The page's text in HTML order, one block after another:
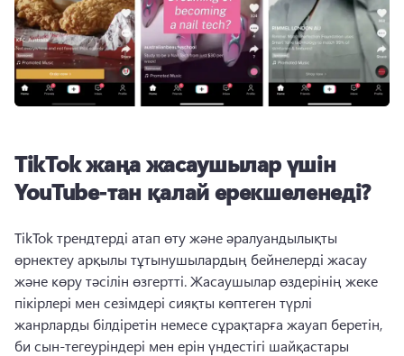
TikTok жаңа жасаушылар үшін
YouTube-тан қалай ерекшеленеді?
TikTok трендтерді атап өту және әралуандылықты
өрнектеу арқылы тұтынушылардың бейнелерді жасау
және көру тәсілін өзгертті. Жасаушылар өздерінің жеке
пікірлері мен сезімдері сияқты көптеген түрлі
жанрларды білдіретін немесе сұрақтарға жауап беретін,
би сын-тегеуріндері мен ерін үндестігі шайқастары